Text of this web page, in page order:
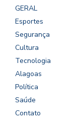
GERAL
Esportes
Segurança
Cultura
Tecnologia
Alagoas
Política
Saúde
Contato